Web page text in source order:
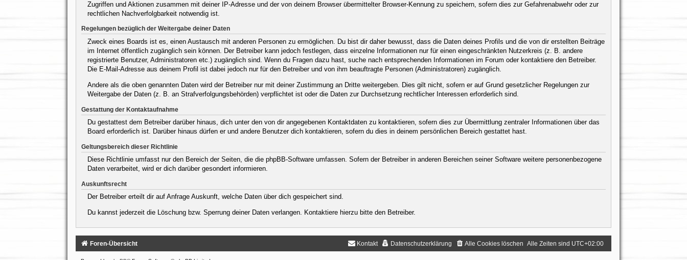
Zugriffen und Aktionen zusammen mit deiner IP-Adresse und der von deinem Browser übermittelter Browser-Kennung zu speichern, sofern dies zur Gefahrenabwehr oder zur
rechtlichen Nachverfolgbarkeit notwendig ist.
Regelungen bezüglich der Weitergabe deiner Daten
Zweck eines Boards ist es, einen Austausch mit anderen Personen zu ermöglichen. Du bist dir daher bewusst, dass die Daten deines Profils und die von dir erstellten Beiträge
im Internet öffentlich zugänglich sein können. Der Betreiber kann jedoch festlegen, dass einzelne Informationen nur für einen eingeschränkten Nutzerkreis (z. B. andere
registrierte Benutzer, Administratoren etc.) zugänglich sind. Wenn du Fragen dazu hast, suche nach entsprechenden Informationen im Forum oder kontaktiere den Betreiber.
Die E-Mail-Adresse aus deinem Profil ist dabei jedoch nur für den Betreiber und von ihm beauftragte Personen (Administratoren) zugänglich.
Andere als die oben genannten Daten wird der Betreiber nur mit deiner Zustimmung an Dritte weitergeben. Dies gilt nicht, sofern er auf Grund gesetzlicher Regelungen zur
Weitergabe der Daten (z. B. an Strafverfolgungsbehörden) verpflichtet ist oder die Daten zur Durchsetzung rechtlicher Interessen erforderlich sind.
Gestattung der Kontaktaufnahme
Du gestattest dem Betreiber darüber hinaus, dich unter den von dir angegebenen Kontaktdaten zu kontaktieren, sofern dies zur Übermittlung zentraler Informationen über das
Board erforderlich ist. Darüber hinaus dürfen er und andere Benutzer dich kontaktieren, sofern du dies in deinem persönlichen Bereich gestattet hast.
Geltungsbereich dieser Richtlinie
Diese Richtlinie umfasst nur den Bereich der Seiten, die die phpBB-Software umfassen. Sofern der Betreiber in anderen Bereichen seiner Software weitere personenbezogene
Daten verarbeitet, wird er dich darüber gesondert informieren.
Auskunftsrecht
Der Betreiber erteilt dir auf Anfrage Auskunft, welche Daten über dich gespeichert sind.
Du kannst jederzeit die Löschung bzw. Sperrung deiner Daten verlangen. Kontaktiere hierzu bitte den Betreiber.
Foren-Übersicht Alle Zeiten sind UTC+02:00
Alle Cookies löschen
Datenschutzerklärung
Kontakt